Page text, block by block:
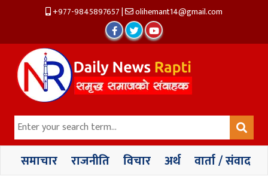
+977-9845897657| olihemant14@gmail.com
समाचार राजनीति विचार अर्थ वार्ता / संवाद